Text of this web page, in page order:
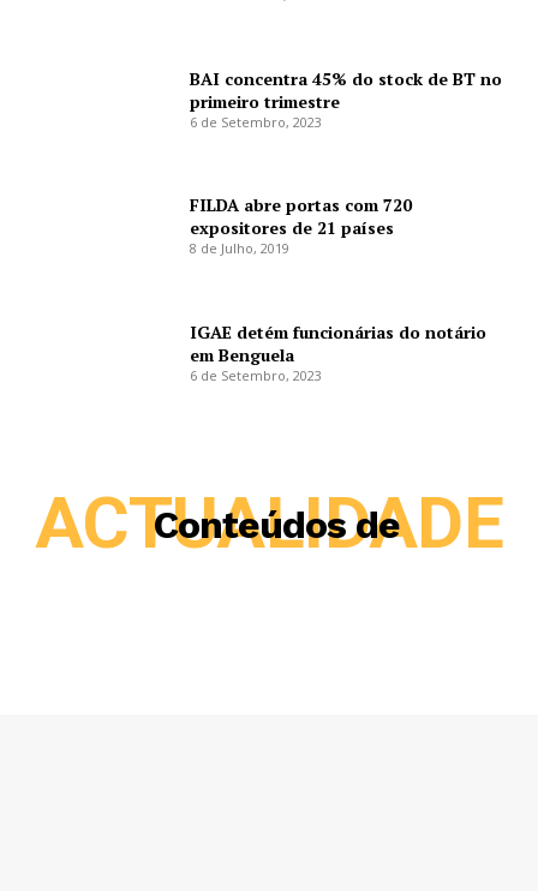
BAI concentra 45% do stock de BT no
primeiro trimestre
6 de Setembro, 2023
FILDA abre portas com 720
expositores de 21 países
8 de Julho, 2019
IGAE detém funcionárias do notário
em Benguela
6 de Setembro, 2023
Conteúdos de
ACTUALIDADE